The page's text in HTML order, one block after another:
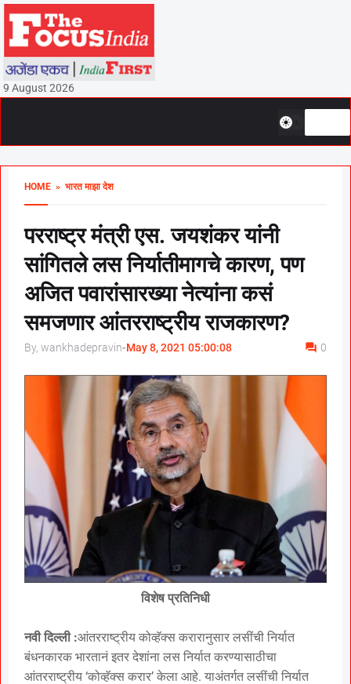
9 August 2026
HOME » भारत माझा देश
परराष्ट्र मंत्री एस. जयशंकर यांनी
सांगितले लस निर्यातीमागचे कारण, पण
अजित पवारांसारख्या नेत्यांना कसं
समजणार आंतरराष्ट्रीय राजकारण?
By, wankhadepravin-May 8, 2021 05:00:08 0
विशेष प्रतिनिधी
नवी दिल्ली :आंतरराष्ट्रीय कोव्हॅक्स करारानुसार लसींची निर्यात
बंधनकारक भारतानं इतर देशांना लस निर्यात करण्यासाठीचा
आंतरराष्ट्रीय ‘कोव्हॅक्स करार’ केला आहे. याअंतर्गत लसींची निर्यात